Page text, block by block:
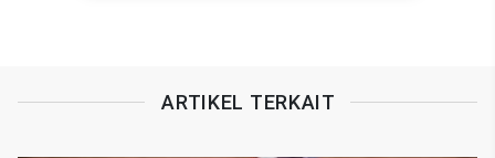
ARTIKEL TERKAIT